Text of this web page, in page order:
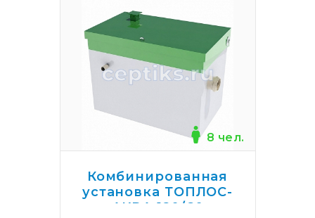
8 чел.
Комбинированная
установка ТОПЛОС-
АКВА 120/60